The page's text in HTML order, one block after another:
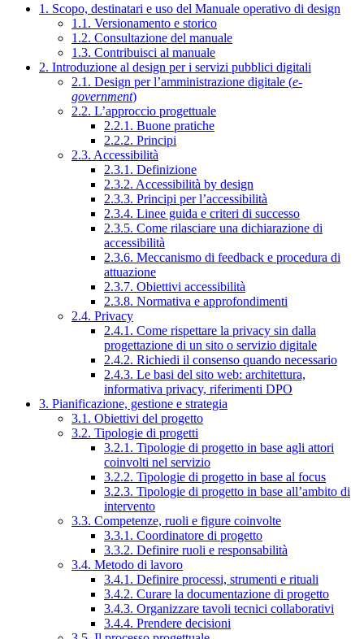
1. Scopo, destinatari e uso del Manuale operativo di design
1.1. Versionamento e storico
1.2. Consultazione del manuale
1.3. Contribuisci al manuale
2. Introduzione al design per i servizi pubblici digitali
2.1. Design per l’amministrazione digitale (e-
government)
2.2. L’approccio progettuale
2.2.1. Buone pratiche
2.2.2. Principi
2.3. Accessibilità
2.3.1. Definizione
2.3.2. Accessibilità by design
2.3.3. Principi per l’accessibilità
2.3.4. Linee guida e criteri di successo
2.3.5. Come rilasciare una dichiarazione di
accessibilità
2.3.6. Meccanismo di feedback e procedura di
attuazione
2.3.7. Obiettivi accessibilità
2.3.8. Normativa e approfondimenti
2.4. Privacy
2.4.1. Come rispettare la privacy sin dalla
progettazione di un sito o servizio digitale
2.4.2. Richiedi il consenso quando necessario
2.4.3. Le basi del sito web: architettura,
informativa privacy, riferimenti DPO
3. Pianificazione, gestione e strategia
3.1. Obiettivi del progetto
3.2. Tipologie di progetti
3.2.1. Tipologie di progetto in base agli attori
coinvolti nel servizio
3.2.2. Tipologie di progetto in base al focus
3.2.3. Tipologie di progetto in base all’ambito di
intervento
3.3. Competenze, ruoli e figure coinvolte
3.3.1. Coordinatore di progetto
3.3.2. Definire ruoli e responsabilità
3.4. Metodo di lavoro
3.4.1. Definire processi, strumenti e rituali
3.4.2. Curare la documentazione di progetto
3.4.3. Organizzare tavoli tecnici collaborativi
3.4.4. Prendere decisioni